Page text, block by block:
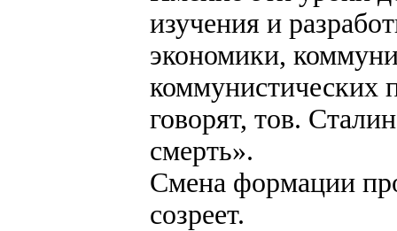
изучения и
экономики,
коммунистических
говорят, тов.
смерть».
Смена формации
созреет.